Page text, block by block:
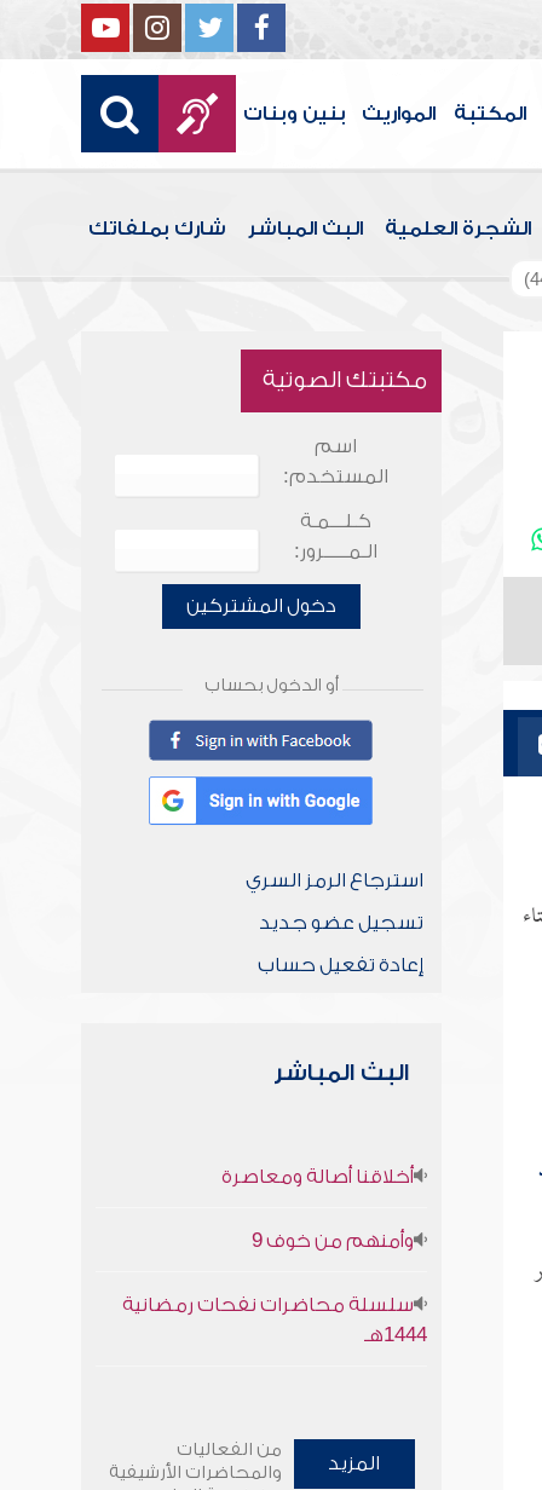
المكتبة المواريث بنين وبنات
الشجرة العلمية البث المباشر شارك بملفاتك
مكتبتك الصوتية
اسم
المستخدم:
كـلـــمـة
الـمـــــرور:
دخول المشتركين
أو الدخول بحساب
استرجاع الرمز السري
تسجيل عضو جديد
إعادة تفعيل حساب
البث المباشر
أخلاقنا أصالة ومعاصرة
وأمنهم من خوف 9
سلسلة محاضرات نفحات رمضانية
1444هـ
المزيد
من الفعاليات
والمحاضرات الأرشيفية